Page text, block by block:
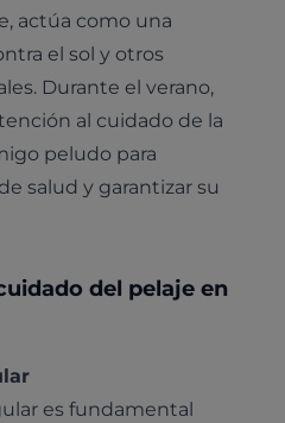
actúa como una
el sol y otros
Durante el verano,
al cuidado de la
peludo para
salud y garantizar su
del pelaje en
es fundamental